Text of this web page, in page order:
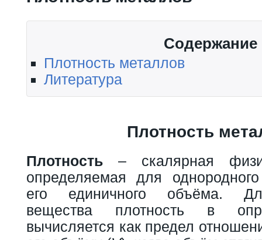
Содержание
Плотность металлов
Литература
Плотность
Плотность – скалярная
определяемая для
его единичного объёма.
вещества плотность в
вычисляется как предел